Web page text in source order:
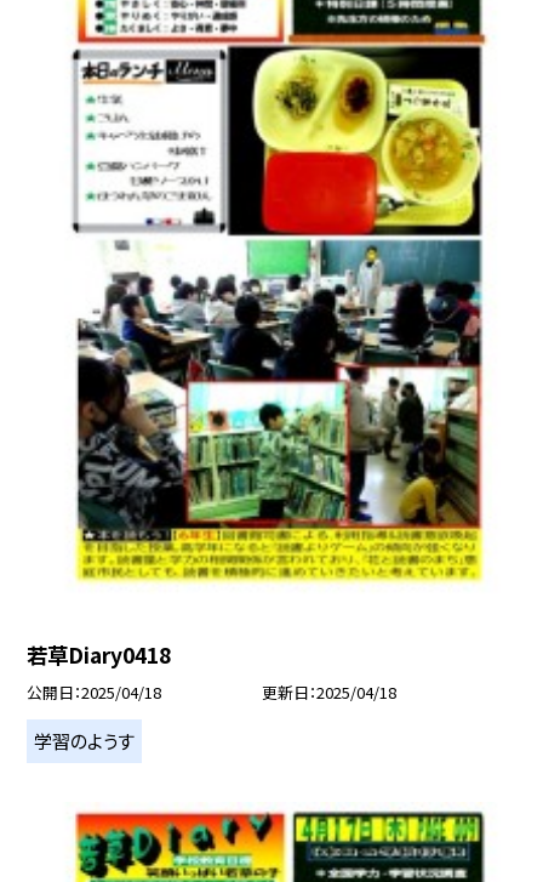
若草Diary0418
公開日 2025/04/18 更新日 2025/04/18
学習のようす